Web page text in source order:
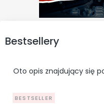
Bestsellery
Oto opis znajdujący się
BESTSELLER